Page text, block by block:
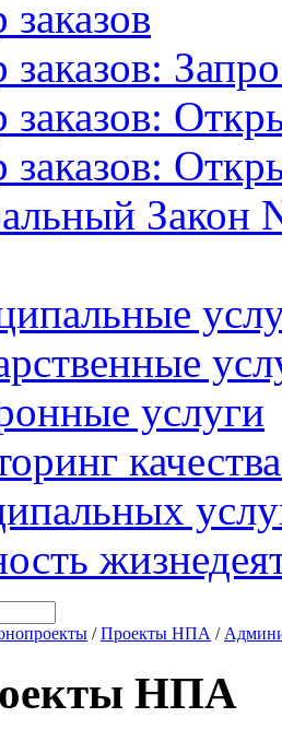
заказов
заказов:
заказов:
заказов:
Закон
услуги
/Проекты НПА /
НПА